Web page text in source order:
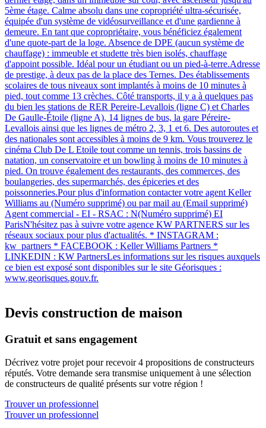
5ème étage. Calme absolu dans une copropriété ultra-sécurisée,
équipée d'un système de vidéosurveillance et d'une gardienne à
demeure. En tant que copropriétaire, vous bénéficiez également
d'une quote-part de la loge. Absence de DPE (aucun système de
chauffage) : immeuble et studette très bien isolés, chauffage
d'appoint possible. Idéal pour un étudiant ou un pied-à-terre.Adresse
de prestige, à deux pas de la place des Ternes. Des établissements
scolaires de tous niveaux sont implantés à moins de 10 minutes à
pied, tout comme 13 crèches. Côté transports, il y a à quelques pas
du bien les stations de RER Pereire-Levallois (ligne C) et Charles
De Gaulle-Étoile (ligne A), 14 lignes de bus, la gare Péreire-
Levallois ainsi que les lignes de métro 2, 3, 1 et 6. Des autoroutes et
des nationales sont accessibles à moins de 9 km. Vous trouverez le
cinéma Club De L Etoile tout comme un tennis, trois bassins de
natation, un conservatoire et un bowling à moins de 10 minutes à
pied. On trouve également des restaurants, des commerces, des
boulangeries, des supermarchés, des épiceries et des
poissonneries.Pour plus d'information contacter votre agent Keller
Williams au (Numéro supprimé) ou par mail au (Email supprimé)
Agent commercial - EI - RSAC : N(Numéro supprimé) EI
ParisN'hésitez pas à suivre votre agence KW PARTNERS sur les
réseaux sociaux pour plus d'actualités. * INSTAGRAM :
kw_partners * FACEBOOK : Keller Williams Partners *
LINKEDIN : KW PartnersLes informations sur les risques auxquels
ce bien est exposé sont disponibles sur le site Géorisques :
www.georisques.gouv.fr.
Devis construction de maison
Gratuit et sans engagement
Décrivez votre projet pour recevoir 4 propositions de constructeurs
réputés. Votre demande sera transmise uniquement à une sélection
de constructeurs de qualité présents sur votre région !
Trouver un professionnel
Trouver un professionnel